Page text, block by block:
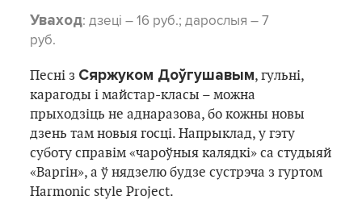
Уваход: дзеці – 16 руб.; дарослыя – 7
руб.
Песні з Сяржуком Доўгушавым, гульні,
карагоды і майстар-класы – можна
прыходзіць не аднаразова, бо кожны новы
дзень там новыя госці. Напрыклад, у гэту
суботу справім «чароўныя калядкі» са студыяй
«Варгін», а ў нядзелю будзе сустрэча з гуртом
Harmonic style Project.